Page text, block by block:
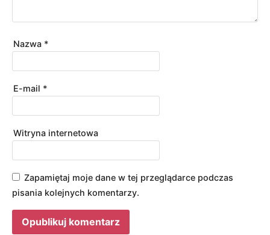
Nazwa *
E-mail *
Witryna internetowa
Zapamiętaj moje dane w tej przeglądarce podczas
pisania kolejnych komentarzy.